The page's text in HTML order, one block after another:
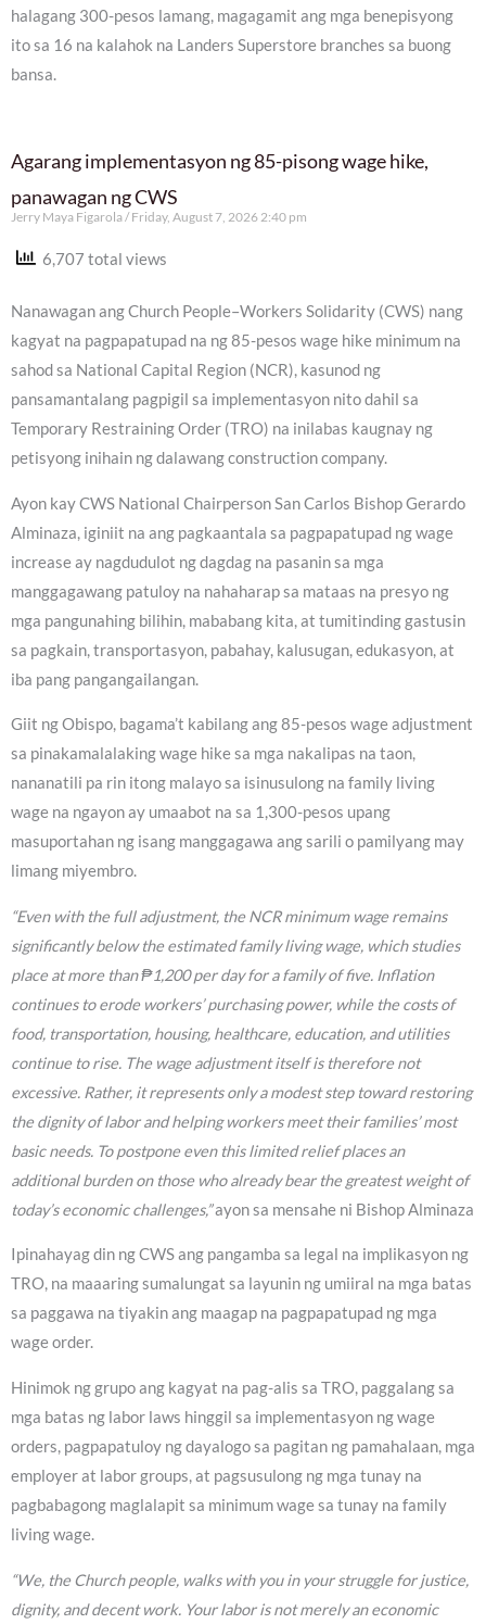
halagang 300-pesos lamang, magagamit ang mga benepisyong
ito sa 16 na kalahok na Landers Superstore branches sa buong
bansa.
Agarang implementasyon ng 85-pisong wage hike,
panawagan ng CWS
Jerry Maya Figarola Friday, August 7, 2026 2:40 pm
6,707 total views
Nanawagan ang Church People–Workers Solidarity (CWS) nang
kagyat na pagpapatupad na ng 85-pesos wage hike minimum na
sahod sa National Capital Region (NCR), kasunod ng
pansamantalang pagpigil sa implementasyon nito dahil sa
Temporary Restraining Order (TRO) na inilabas kaugnay ng
petisyong inihain ng dalawang construction company.
Ayon kay CWS National Chairperson San Carlos Bishop Gerardo
Alminaza, iginiit na ang pagkaantala sa pagpapatupad ng wage
increase ay nagdudulot ng dagdag na pasanin sa mga
manggagawang patuloy na nahaharap sa mataas na presyo ng
mga pangunahing bilihin, mababang kita, at tumitinding gastusin
sa pagkain, transportasyon, pabahay, kalusugan, edukasyon, at
iba pang pangangailangan.
Giit ng Obispo, bagama’t kabilang ang 85-pesos wage adjustment
sa pinakamalalaking wage hike sa mga nakalipas na taon,
nananatili pa rin itong malayo sa isinusulong na family living
wage na ngayon ay umaabot na sa 1,300-pesos upang
masuportahan ng isang manggagawa ang sarili o pamilyang may
limang miyembro.
“Even with the full adjustment, the NCR minimum wage remains
significantly below the estimated family living wage, which studies
place at more than ₱1,200 per day for a family of five. Inflation
continues to erode workers’ purchasing power, while the costs of
food, transportation, housing, healthcare, education, and utilities
continue to rise. The wage adjustment itself is therefore not
excessive. Rather, it represents only a modest step toward restoring
the dignity of labor and helping workers meet their families’ most
basic needs. To postpone even this limited relief places an
additional burden on those who already bear the greatest weight of
today’s economic challenges,”ayon sa mensahe ni Bishop Alminaza
Ipinahayag din ng CWS ang pangamba sa legal na implikasyon ng
TRO, na maaaring sumalungat sa layunin ng umiiral na mga batas
sa paggawa na tiyakin ang maagap na pagpapatupad ng mga
wage order.
Hinimok ng grupo ang kagyat na pag-alis sa TRO, paggalang sa
mga batas ng labor laws hinggil sa implementasyon ng wage
orders, pagpapatuloy ng dayalogo sa pagitan ng pamahalaan, mga
employer at labor groups, at pagsusulong ng mga tunay na
pagbabagong maglalapit sa minimum wage sa tunay na family
living wage.
“We, the Church people, walks with you in your struggle for justice,
dignity, and decent work. Your labor is not merely an economic